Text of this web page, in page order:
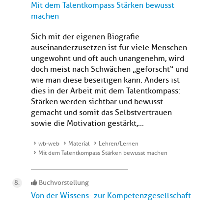
Mit dem Talentkompass Stärken bewusst
machen
Sich mit der eigenen Biografie
auseinanderzusetzen ist für viele Menschen
ungewohnt und oft auch unangenehm, wird
doch meist nach Schwächen „geforscht“ und
wie man diese beseitigen kann. Anders ist
dies in der Arbeit mit dem Talentkompass:
Stärken werden sichtbar und bewusst
gemacht und somit das Selbstvertrauen
sowie die Motivation gestärkt,...
wb-web Material
Lehren/Lernen
Mit dem Talentkompass Stärken bewusst machen
Buchvorstellung
Von der Wissens- zur Kompetenzgesellschaft